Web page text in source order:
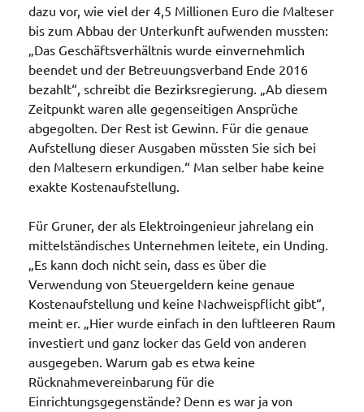
dazu vor, wie viel der 4,5 Millionen Euro die Malteser
bis zum Abbau der Unterkunft aufwenden mussten:
„Das Geschäftsverhältnis wurde einvernehmlich
beendet und der Betreuungsverband Ende 2016
bezahlt“, schreibt die Bezirksregierung. „Ab diesem
Zeitpunkt waren alle gegenseitigen Ansprüche
abgegolten. Der Rest ist Gewinn. Für die genaue
Aufstellung dieser Ausgaben müssten Sie sich bei
den Maltesern erkundigen.“ Man selber habe keine
exakte Kostenaufstellung.
Für Gruner, der als Elektroingenieur jahrelang ein
mittelständisches Unternehmen leitete, ein Unding.
„Es kann doch nicht sein, dass es über die
Verwendung von Steuergeldern keine genaue
Kostenaufstellung und keine Nachweispflicht gibt“,
meint er. „Hier wurde einfach in den luftleeren Raum
investiert und ganz locker das Geld von anderen
ausgegeben. Warum gab es etwa keine
Rücknahmevereinbarung für die
Einrichtungsgegenstände? Denn es war ja von